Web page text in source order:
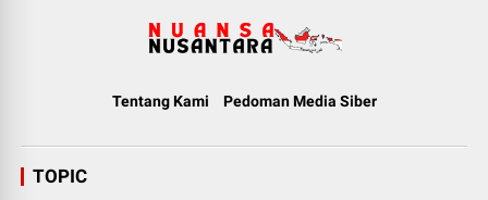
Tentang Kami Pedoman Media Siber
TOPIC